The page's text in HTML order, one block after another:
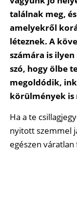
találnak meg,
amelyekről
léteznek. A
számára is
szó, hogy ölbe
megoldódik,
körülmények
Ha a te
nyitott szemmel
egészen